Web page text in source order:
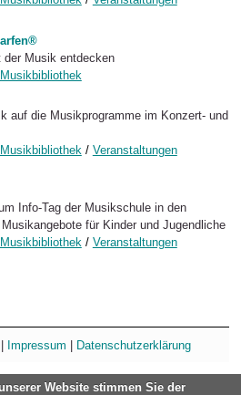
der Musik entdecken
Musikbibliothek
auf die Musikprogramme im Konzert- und
Musikbibliothek / Veranstaltungen
Info-Tag der Musikschule in den
für Kinder und Jugendliche
Musikbibliothek / Veranstaltungen
Impressum Datenschutzerklärung
Website stimmen Sie der